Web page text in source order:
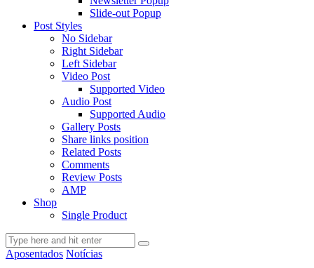
Slide-out Popup
Post Styles
No Sidebar
Right Sidebar
Left Sidebar
Video Post
Supported Video
Audio Post
Supported Audio
Gallery Posts
Share links position
Related Posts
Comments
Review Posts
AMP
Shop
Single Product
Aposentados Notícias